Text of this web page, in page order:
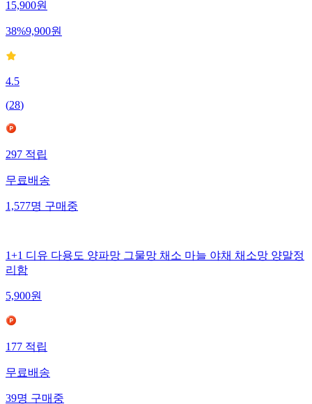
15,900원
38%9,900원
4.5
(28)
297적립
무료배송
1,577명구매중
1+1 디유 다용도 양파망 그물망 채소 마늘 야채 채소망 양말정
리함
5,900원
177적립
무료배송
39명구매중